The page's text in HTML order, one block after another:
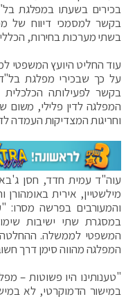
בכירים בשעתו במפלגת
בקשר למסמכי דיווח של
בשתי מערכות בחירות,
עוד החליט היועץ המשפטי
על כך שבכירי מפלגת
בקשר לפעילותה
המפלגה לדין פלילי, משום
וחריגות המצדיקות העמדה
עוה"ד עמית חדד, חסן
מילשטיין, אירית
והמעורבים בפרשה
במסגרת שתי ישיבות
המשפטי לממשלה.
המפלגה מהווה סימן דרך
"טענותינו היו פשוטות –
במישור הדמוקרטי, לא